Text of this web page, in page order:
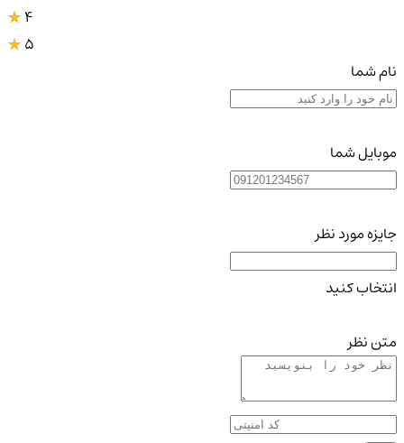
4
5
نام شما
موبایل شما
جایزه مورد نظر
انتخاب کنید
متن نظر